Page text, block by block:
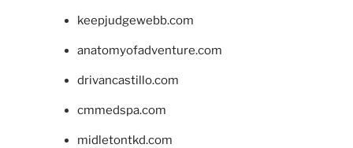
keepjudgewebb.com
anatomyofadventure.com
drivancastillo.com
cmmedspa.com
midletontkd.com